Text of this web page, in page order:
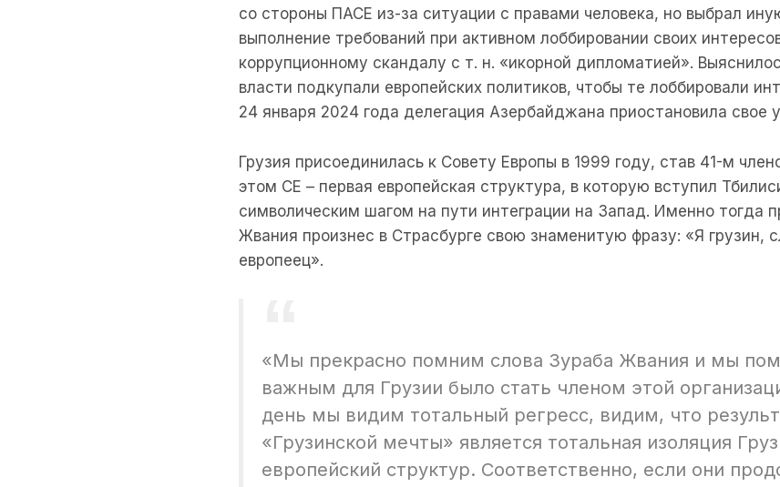
со стороны ПАСЕ из-за ситуации с правами человека, но выбрал
выполнение требований при активном лоббировании своих
коррупционному скандалу с т. н. «икорной дипломатией».
власти подкупали европейских политиков, чтобы те лоббировали
24 января 2024 года делегация Азербайджана приостановила свое
Грузия присоединилась к Совету Европы в 1999 году, став 41-м
этом СЕ – первая европейская структура, в которую вступил
символическим шагом на пути интеграции на Запад. Именно тогда
Жвания произнес в Страсбурге свою знаменитую фразу: «Я грузин,
европеец».
«Мы прекрасно помним слова Зураба Жвания и мы
важным для Грузии было стать членом этой
день мы видим тотальный регресс, видим, что
«Грузинской мечты» является тотальная изоляция
европейский структур. Соответственно, если они